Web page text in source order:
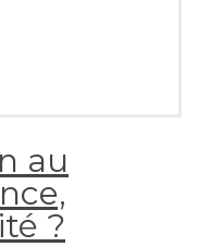
au
?